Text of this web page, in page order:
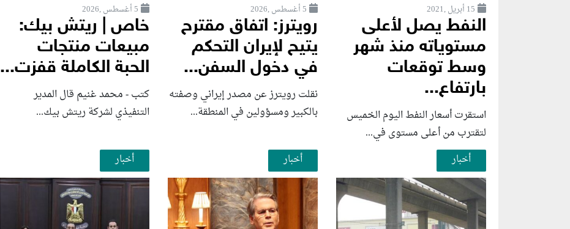
15 أبريل ,2021
النفط يصل لأعلى
مستوياته منذ شهر
وسط توقعات
بارتفاع...
استقرت أسعار النفط اليوم الخميس
لتقترب من أعلى مستوى في...
5 أغسطس ,2026
رويترز: اتفاق مقترح
يتيح لإيران التحكم
في دخول السفن...
نقلت رويترز عن مصدر إيراني وصفته
بالكبير ومسؤولين في المنطقة...
5 أغسطس ,2026
خاص | ريتش بيك:
مبيعات منتجات
الحبة الكاملة قفزت...
كتب - محمد غنيم قال المدير
التنفيذي لشركة ريتش بيك...
أخبار أخبار أخبار